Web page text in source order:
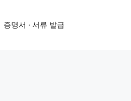
증명서 · 서류 발급